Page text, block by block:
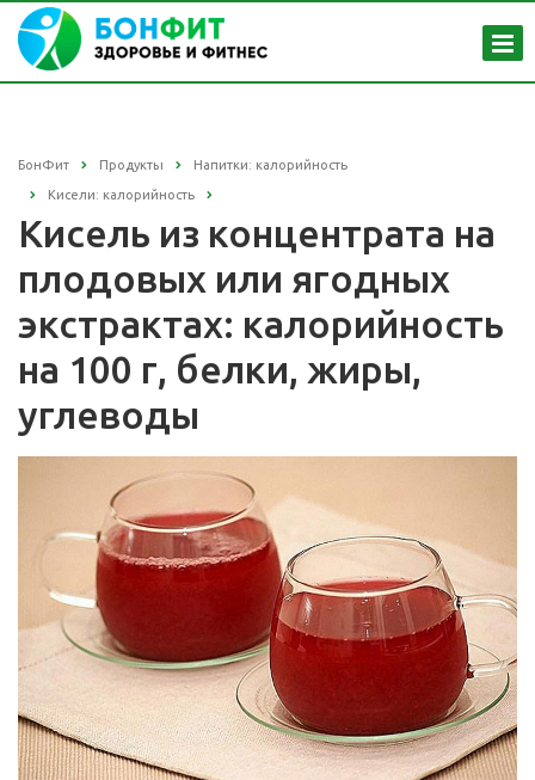
БонФит Продукты Напитки: калорийность
Кисели: калорийность
Кисель из концентрата на
плодовых или ягодных
экстрактах: калорийность
на 100 г, белки, жиры,
углеводы